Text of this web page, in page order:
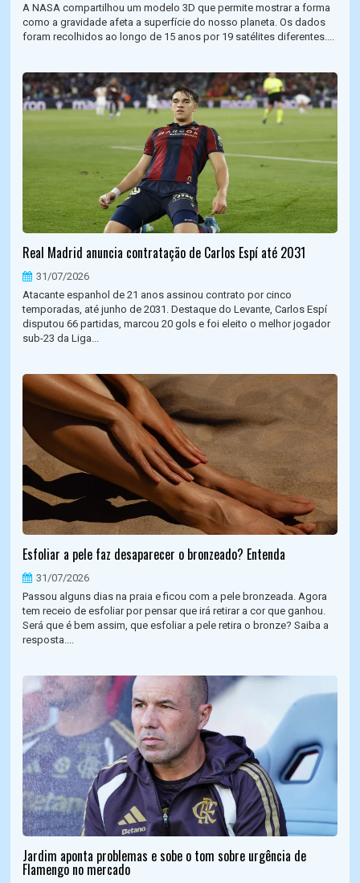
A NASA compartilhou um modelo 3D que permite mostrar a forma
como a gravidade afeta a superfície do nosso planeta. Os dados
foram recolhidos ao longo de 15 anos por 19 satélites diferentes....
Real Madrid anuncia contratação de Carlos Espí até 2031
31/07/2026
Atacante espanhol de 21 anos assinou contrato por cinco
temporadas, até junho de 2031. Destaque do Levante, Carlos Espí
disputou 66 partidas, marcou 20 gols e foi eleito o melhor jogador
sub-23 da Liga...
Esfoliar a pele faz desaparecer o bronzeado? Entenda
31/07/2026
Passou alguns dias na praia e ficou com a pele bronzeada. Agora
tem receio de esfoliar por pensar que irá retirar a cor que ganhou.
Será que é bem assim, que esfoliar a pele retira o bronze? Saiba a
resposta....
Jardim aponta problemas e sobe o tom sobre urgência de
Flamengo no mercado